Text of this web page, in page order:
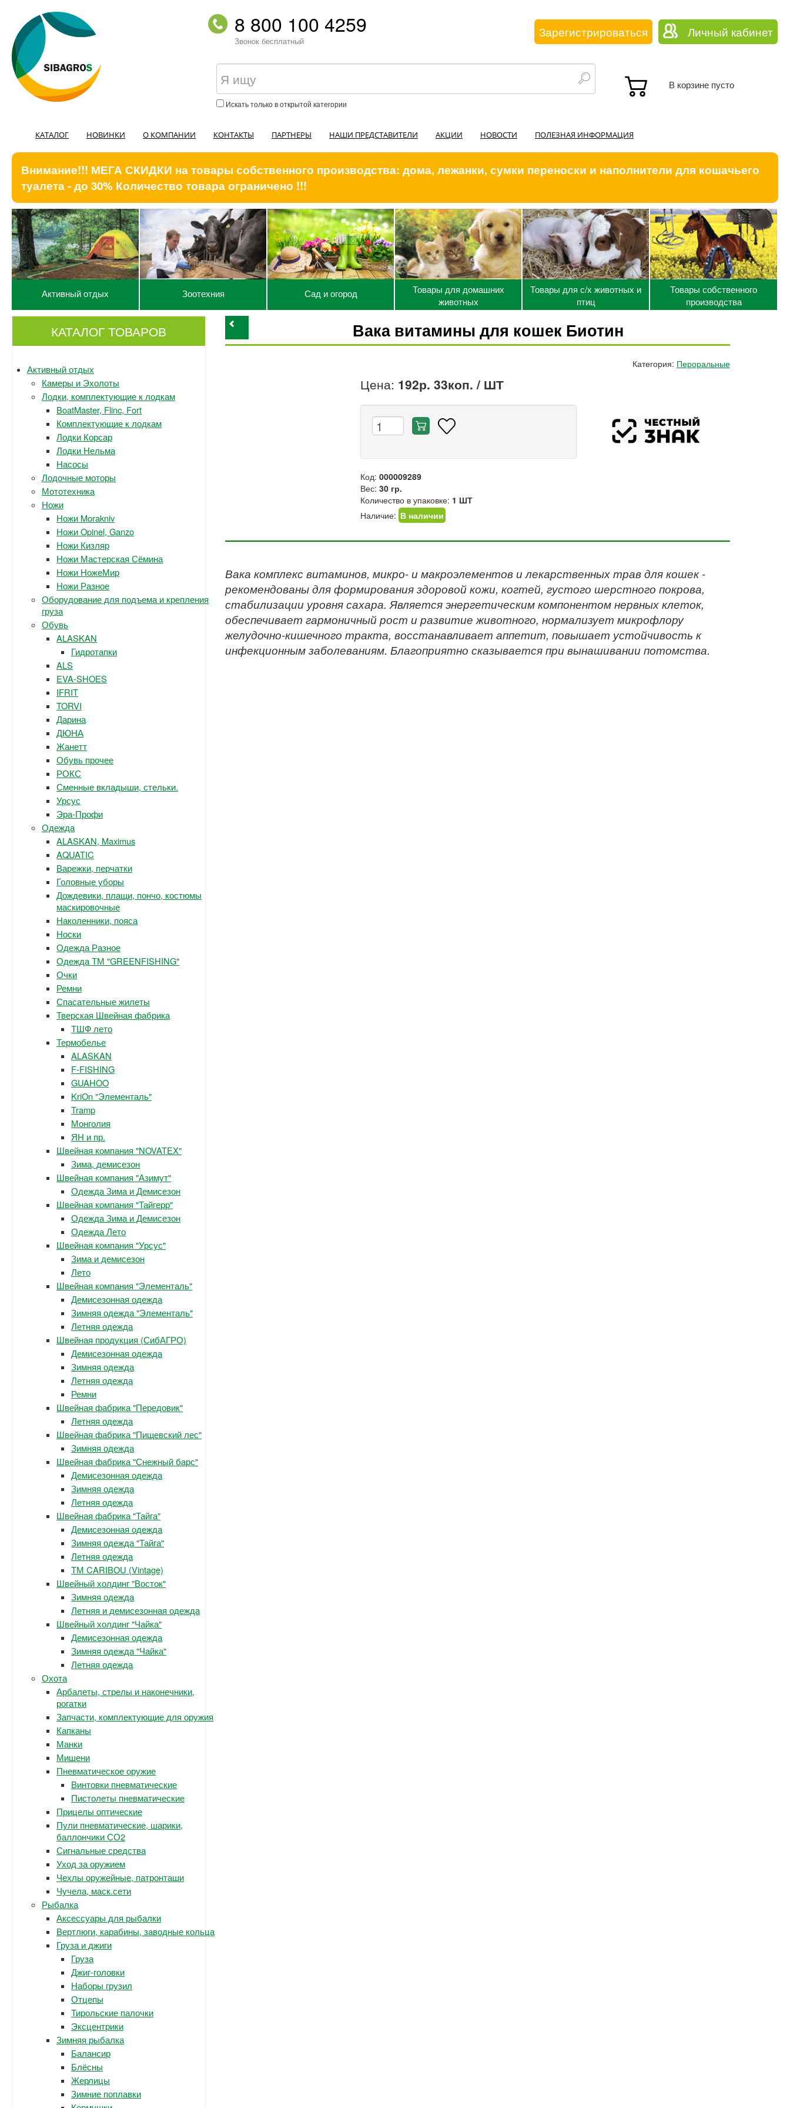
8 800 100 4259
Звонок бесплатный
Зарегистрироваться Личный кабинет
Искать только в открытой категории
В корзине пусто
КАТАЛОГ НОВИНКИ О КОМПАНИИ КОНТАКТЫ ПАРТНЕРЫ НАШИ ПРЕДСТАВИТЕЛИ АКЦИИ НОВОСТИ ПОЛЕЗНАЯ ИНФОРМАЦИЯ
Внимание!!! МЕГА СКИДКИ на товары собственного производства: дома, лежанки, сумки переноски и наполнители для кошачьего
туалета - до 30% Количество товара ограничено !!!
Активный отдых Зоотехния Сад и огород
Товары для домашних
животных
Товары для с/х животных и
птиц
Товары собственного
производства
КАТАЛОГ ТОВАРОВ
Активный отдых
Камеры и Эхолоты
Лодки, комплектующие к лодкам
BoatMaster, Flinc, Fort
Комплектующие к лодкам
Лодки Корсар
Лодки Нельма
Насосы
Лодочные моторы
Мототехника
Ножи
Ножи Morakniv
Ножи Opinel, Ganzo
Ножи Кизляр
Ножи Мастерская Сёмина
Ножи НожеМир
Ножи Разное
Оборудование для подъема и крепления
груза
Обувь
ALASKAN
Гидротапки
ALS
EVA-SHOES
IFRIT
TORVI
Дарина
ДЮНА
Жанетт
Обувь прочее
РОКС
Сменные вкладыши, стельки.
Урсус
Эра-Профи
Одежда
ALASKAN, Maximus
AQUATIC
Варежки, перчатки
Головные уборы
Дождевики, плащи, пончо, костюмы
маскировочные
Наколенники, пояса
Носки
Одежда Разное
Одежда ТМ "GREENFISHING"
Очки
Ремни
Спасательные жилеты
Тверская Швейная фабрика
ТШФ лето
Термобелье
ALASKAN
F-FISHING
GUAHOO
KriOn "Элементаль"
Tramp
Монголия
ЯН и пр.
Швейная компания "NOVATEX"
Зима, демисезон
Швейная компания "Азимут"
Одежда Зима и Демисезон
Швейная компания "Тайгерр"
Одежда Зима и Демисезон
Одежда Лето
Швейная компания "Урсус"
Зима и демисезон
Лето
Швейная компания "Элементаль"
Демисезонная одежда
Зимняя одежда "Элементаль"
Летняя одежда
Швейная продукция (СибАГРО)
Демисезонная одежда
Зимняя одежда
Летняя одежда
Ремни
Швейная фабрика "Передовик"
Летняя одежда
Швейная фабрика "Пищевский лес"
Зимняя одежда
Швейная фабрика "Снежный барс"
Демисезонная одежда
Зимняя одежда
Летняя одежда
Швейная фабрика "Тайга"
Демисезонная одежда
Зимняя одежда "Тайга"
Летняя одежда
ТМ CARIBOU (Vintage)
Швейный холдинг "Восток"
Зимняя одежда
Летняя и демисезонная одежда
Швейный холдинг "Чайка"
Демисезонная одежда
Зимняя одежда "Чайка"
Летняя одежда
Охота
Арбалеты, стрелы и наконечники,
рогатки
Запчасти, комплектующие для оружия
Капканы
Манки
Мишени
Пневматическое оружие
Винтовки пневматические
Пистолеты пневматические
Прицелы оптические
Пули пневматические, шарики,
баллончики СО2
Сигнальные средства
Уход за оружием
Чехлы оружейные, патронташи
Чучела, маск.сети
Рыбалка
Аксессуары для рыбалки
Вертлюги, карабины, заводные кольца
Груза и джиги
Груза
Джиг-головки
Наборы грузил
Отцепы
Тирольские палочки
Эксцентрики
Зимняя рыбалка
Балансир
Блёсны
Жерлицы
Зимние поплавки
Вака витамины для кошек Биотин
Категория: Пероральные
Цена: 192р. 33коп. / ШТ
Код:000009289
Вес:30 гр.
Количество в упаковке: 1 ШТ
Наличие: В наличии
Вака комплекс витаминов, микро- и макроэлементов и лекарственных трав для кошек -
рекомендованы для формирования здоровой кожи, когтей, густого шерстного покрова,
стабилизации уровня сахара. Является энергетическим компонентом нервных клеток,
обеспечивает гармоничный рост и развитие животного, нормализует микрофлору
желудочно-кишечного тракта, восстанавливает аппетит, повышает устойчивость к
инфекционным заболеваниям. Благоприятно сказывается при вынашивании потомства.